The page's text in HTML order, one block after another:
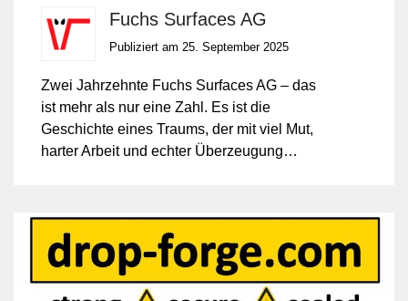
Fuchs Surfaces AG
Publiziert am 25. September 2025
Zwei Jahrzehnte Fuchs Surfaces AG – das
ist mehr als nur eine Zahl. Es ist die
Geschichte eines Traums, der mit viel Mut,
harter Arbeit und echter Überzeugung